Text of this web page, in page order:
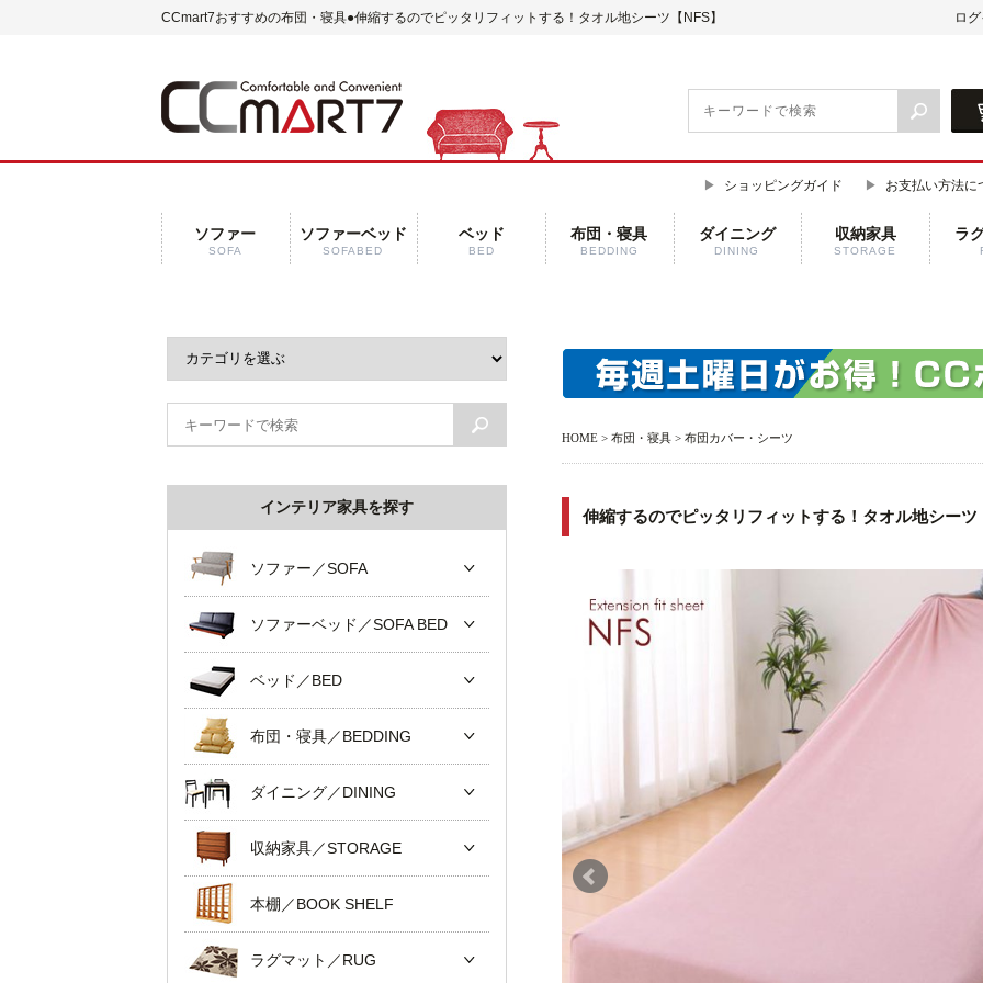
CCmart7おすすめの布団・寝具●伸縮するのでピッタリフィットする！タオル地シーツ【NFS】 ロ
ショッピングガイド お支払い方法に
ソファー
SOFA
ソファーベッド
SOFABED
ベッド
BED
布団・寝具
BEDDING
ダイニング
DINING
収納家具
STORAGE
ラ
HOME > 布団・寝具 > 布団カバー・シーツ
伸縮するのでピッタリフィットする！タオル地シーツ
インテリア家具を探す
ソファー／SOFA
ソファーベッド／SOFA BED
ベッド／BED
布団・寝具／BEDDING
ダイニング／DINING
収納家具／STORAGE
本棚／BOOK SHELF
ラグマット／RUG